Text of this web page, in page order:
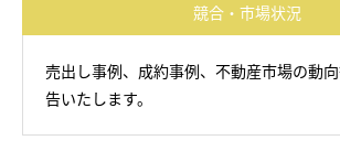
競合・市場状況
売出し事例、成約事例、不動産市場の動
告いたします。